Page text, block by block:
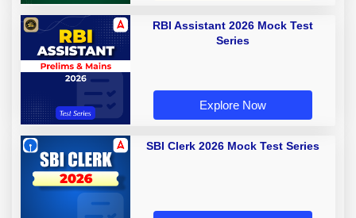
RBI Assistant 2026 Mock Test
Series
Explore Now
SBI Clerk 2026 Mock Test Series